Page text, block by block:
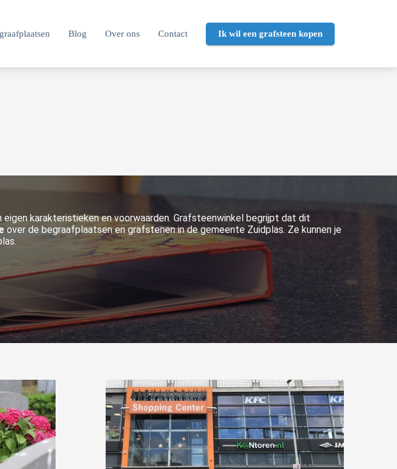
Blog Over ons Contact Ik wil een grafsteen kopen
karakteristieken en voorwaarden. Grafsteenwinkel begrijpt dat dit
over de begraafplaatsen en grafstenen in de gemeente Zuidplas. Ze kunnen je